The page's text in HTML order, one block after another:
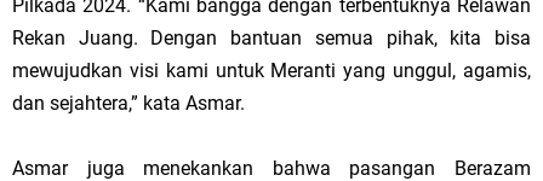
Pilkada 2024. “Kami bangga dengan terbentuknya Relawan
Rekan Juang. Dengan bantuan semua pihak, kita bisa
mewujudkan visi kami untuk Meranti yang unggul, agamis,
dan sejahtera,” kata Asmar.
Asmar juga menekankan bahwa pasangan Berazam